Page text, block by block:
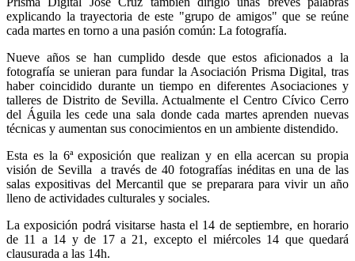
explicando la trayectoria de este "grupo de amigos" que se reúne
cada martes en torno a una pasión común: La fotografía.
Nueve años se han cumplido desde que estos aficionados a la
fotografía se unieran para fundar la Asociación Prisma Digital, tras
haber coincidido durante un tiempo en diferentes Asociaciones y
talleres de Distrito de Sevilla. Actualmente el Centro Cívico Cerro
del Águila les cede una sala donde cada martes aprenden nuevas
técnicas y aumentan sus conocimientos en un ambiente distendido.
Esta es la 6ª exposición que realizan y en ella acercan su propia
visión de Sevilla a través de 40 fotografías inéditas en una de las
salas expositivas del Mercantil que se preparara para vivir un año
lleno de actividades culturales y sociales.
La exposición podrá visitarse hasta el 14 de septiembre, en horario
de 11 a 14 y de 17 a 21, excepto el miércoles 14 que quedará
clausurada a las 14h.